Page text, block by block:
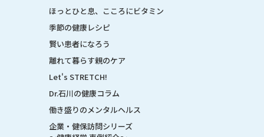
ほっとひと息、こころにビタミン
季節の健康レシピ
賢い患者になろう
離れて暮らす親のケア
Let's STRETCH!
Dr.石川の健康コラム
働き盛りのメンタルヘルス
企業・健保訪問シリーズ